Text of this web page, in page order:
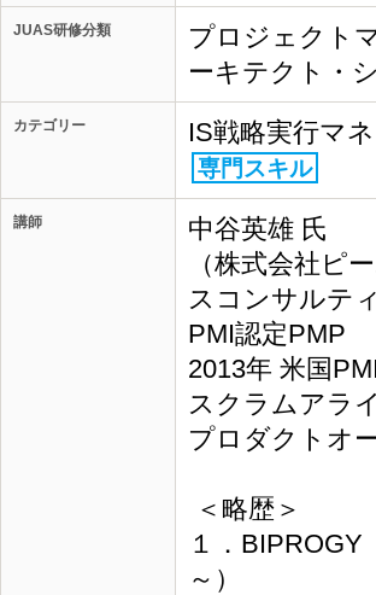
JUAS研修分類
プロジェクト
ーキテクト・
カテゴリー IS戦略実行マ
専門スキル
講師
中谷英雄 氏
（株式会社
スコンサルテ
PMI認定PMP
2013年 米国
スクラムアラ
プロダクトオ
＜略歴＞
１．
～）